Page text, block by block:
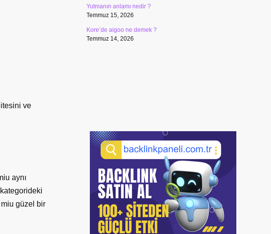
ve
aynı
güzel bir
Yutmanın anlamı nedir ?
Temmuz 15, 2026
Kore’de aigoo ne demek ?
Temmuz 14, 2026